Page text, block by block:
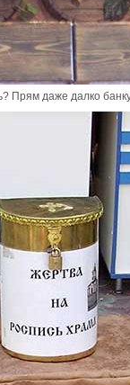
Прям даже далко